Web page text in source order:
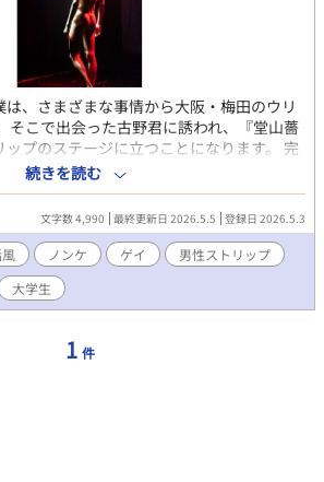
、さまざまな事情から大阪・梅田のウリ
そこで出会った古野君に誘われ、『堂山薔
プのステージに立つことになります。 完
線に晒されながらの20分間。逃げられない
自己嫌悪、そして不思議な解放感——。 人
しない未知の領域。頭の中の引き出しにな
ノンケの青年のリアルな心理描写です。
物語。 全5話です。 ごゆっくりお読みい
続きを読む
文字数 4,990 最終更新日 2026.5.5 登録日 2026.5.3
ノンケ ゲイ
男性ストリップ
大学生
1 件